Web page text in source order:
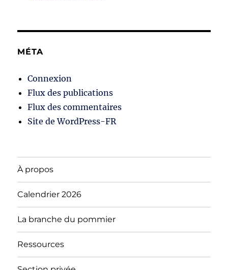
MÉTA
Connexion
Flux des publications
Flux des commentaires
Site de WordPress-FR
À propos
Calendrier 2026
La branche du pommier
Ressources